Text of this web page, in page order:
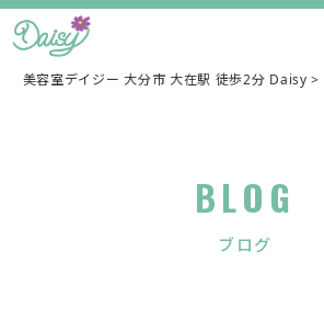
美容室デイジー 大分市 大在駅 徒歩2分 Daisy >
BLOG
ブログ